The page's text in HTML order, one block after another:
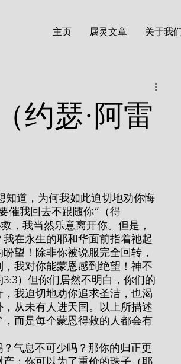
主页 属灵文章 关于我
约瑟·阿雷
催我回去不跟随你”（得
，我当然乐意离开你。但是，
在永生的耶和华面前指着祂起
望！除非你被说服完全回转，
我对你能蒙恩感到绝望！神不
）但你们居然不明白，你们的
我迫切地劝你追求圣洁，也渴
从未有人进天国。以上所描述
而是每个蒙恩得救的人都会有